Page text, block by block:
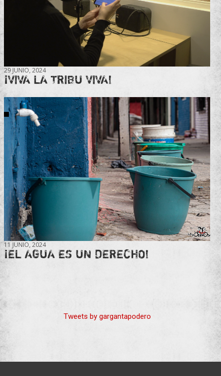
29 JUNIO, 2024
¡VIVA LA TRIBU VIVA!
11 JUNIO, 2024
¡EL AGUA ES UN DERECHO!
Tweets by gargantapodero